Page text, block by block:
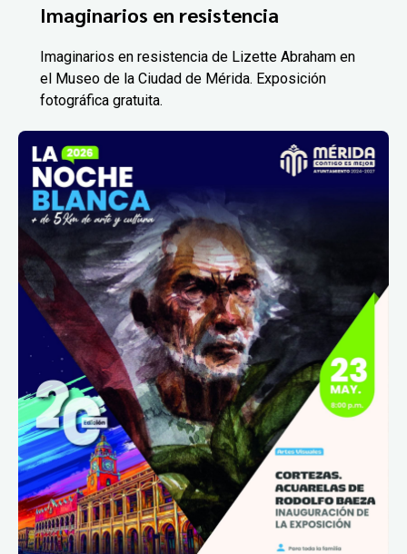
Imaginarios en resistencia
Imaginarios en resistencia de Lizette Abraham en
el Museo de la Ciudad de Mérida. Exposición
fotográfica gratuita.